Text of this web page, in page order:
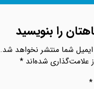
را بنویسید
شما منتشر نخواهد شد.
علامت‌گذاری شده‌اند*
*